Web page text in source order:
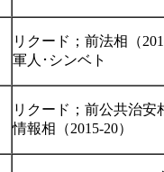
リクード；前法相（
軍人･シンベト
リクード；前公共治安
情報相（2015-20）